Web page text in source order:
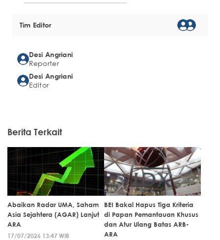
Tim Editor
Desi Angriani
Reporter
Desi Angriani
Editor
Berita Terkait
Abaikan Radar UMA, Saham
Asia Sejahtera (AGAR) Lanjut
ARA
17/07/2026 13:47 WIB
BEI Bakal Hapus Tiga Kriteria
di Papan Pemantauan Khusus
dan Atur Ulang Batas ARB-
ARA